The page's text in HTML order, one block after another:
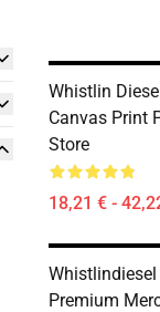
Whistlin
Canvas Print
Store
18,21 € -
Premium